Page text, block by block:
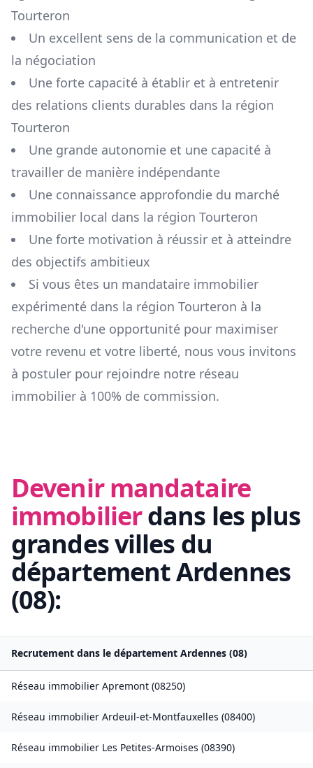
Tourteron
Un excellent sens de la communication et de
la négociation
Une forte capacité à établir et à entretenir
des relations clients durables dans la région
Tourteron
Une grande autonomie et une capacité à
travailler de manière indépendante
Une connaissance approfondie du marché
immobilier local dans la région Tourteron
Une forte motivation à réussir et à atteindre
des objectifs ambitieux
Si vous êtes un mandataire immobilier
expérimenté dans la région Tourteron à la
recherche d'une opportunité pour maximiser
votre revenu et votre liberté, nous vous invitons
à postuler pour rejoindre notre réseau
immobilier à 100% de commission.
Devenir mandataire
immobilierdans les plus
grandes villes du
départementArdennes
(08):
Recrutement dans le département Ardennes (08)
Réseau immobilier Apremont (08250)
Réseau immobilier Ardeuil-et-Montfauxelles (08400)
Réseau immobilier Les Petites-Armoises (08390)